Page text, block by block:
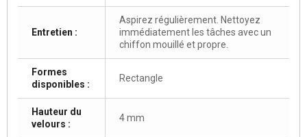
Entretien :
Aspirez régulièrement. Nettoyez
immédiatement les tâches avec un
chiffon mouillé et propre.
Formes
disponibles :
Rectangle
Hauteur du
velours :
4 mm